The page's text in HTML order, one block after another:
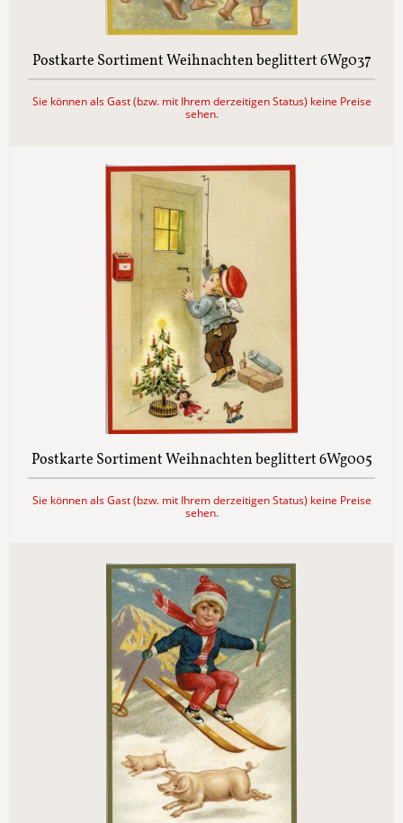
Postkarte Sortiment Weihnachten beglittert 6Wg037
Sie können als Gast (bzw. mit Ihrem derzeitigen Status) keine Preise
sehen.
Postkarte Sortiment Weihnachten beglittert 6Wg005
Sie können als Gast (bzw. mit Ihrem derzeitigen Status) keine Preise
sehen.